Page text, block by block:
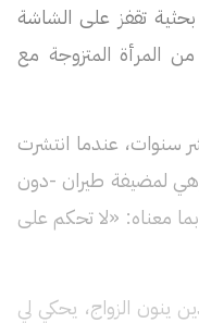
تقفز على الشاشة
المرأة المتزوجة مع
سنوات، عندما انتشرت
لمضيفة طيران -دون
معناه: «لا تحكم على
ينون الزواج، يحكي لي